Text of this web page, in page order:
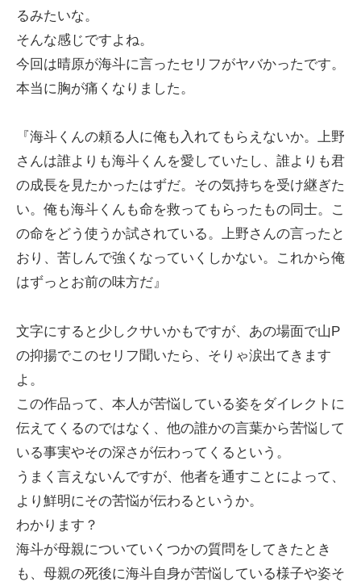
るみたいな。
そんな感じですよね。
今回は晴原が海斗に言ったセリフがヤバかったです。
本当に胸が痛くなりました。
『海斗くんの頼る人に俺も入れてもらえないか。上野
さんは誰よりも海斗くんを愛していたし、誰よりも君
の成長を見たかったはずだ。その気持ちを受け継ぎた
い。俺も海斗くんも命を救ってもらったもの同士。こ
の命をどう使うか試されている。上野さんの言ったと
おり、苦しんで強くなっていくしかない。これから俺
はずっとお前の味方だ』
文字にすると少しクサいかもですが、あの場面で山P
の抑揚でこのセリフ聞いたら、そりゃ涙出てきます
よ。
この作品って、本人が苦悩している姿をダイレクトに
伝えてくるのではなく、他の誰かの言葉から苦悩して
いる事実やその深さが伝わってくるという。
うまく言えないんですが、他者を通すことによって、
より鮮明にその苦悩が伝わるというか。
わかります？
海斗が母親についていくつかの質問をしてきたとき
も、母親の死後に海斗自身が苦悩している様子や姿そ